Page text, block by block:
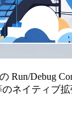
Run/Debug
のネイティブ